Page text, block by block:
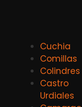
Cuchia
Comillas
Colindres
Castro
Urdiales